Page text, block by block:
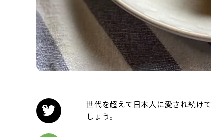
世代を超えて日本人に愛され続け
しょう。